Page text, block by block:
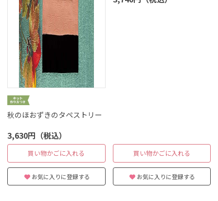
秋のほおずきのタペストリー
3,630円（税込）
買い物かごに入れる
お気に入りに登録する
買い物かごに入れる
お気に入りに登録する